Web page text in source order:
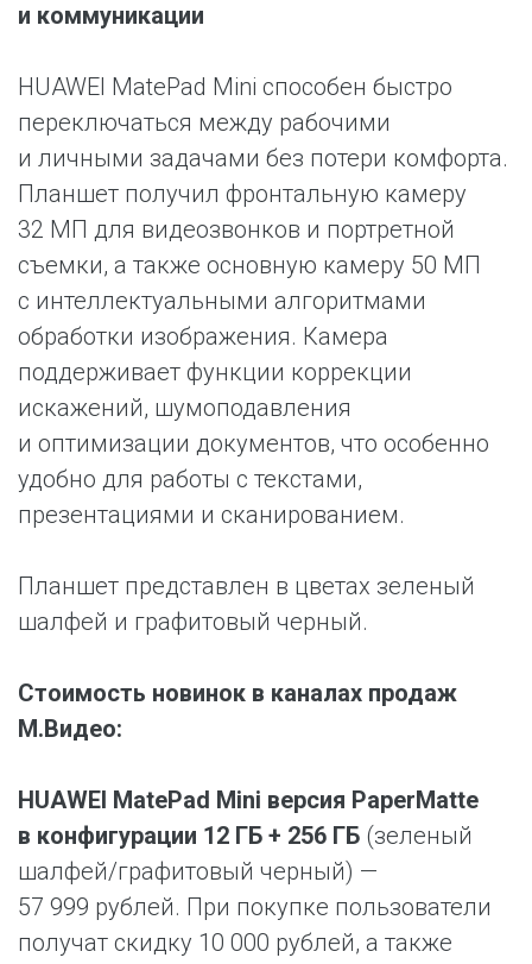
и коммуникации
HUAWEI MatePad Mini способен быстро
переключаться между рабочими
и личными задачами без потери комфорта.
Планшет получил фронтальную камеру
32 МП для видеозвонков и портретной
съемки, а также основную камеру 50 МП
с интеллектуальными алгоритмами
обработки изображения. Камера
поддерживает функции коррекции
искажений, шумоподавления
и оптимизации документов, что особенно
удобно для работы с текстами,
презентациями и сканированием.
Планшет представлен в цветах зеленый
шалфей и графитовый черный.
Стоимость новинок в каналах продаж
М.Видео:
HUAWEI MatePad Mini версия PaperMatte
в конфигурации 12 ГБ + 256 ГБ (зеленый
шалфей/графитовый черный) —
57 999 рублей. При покупке пользователи
получат скидку 10 000 рублей, а также